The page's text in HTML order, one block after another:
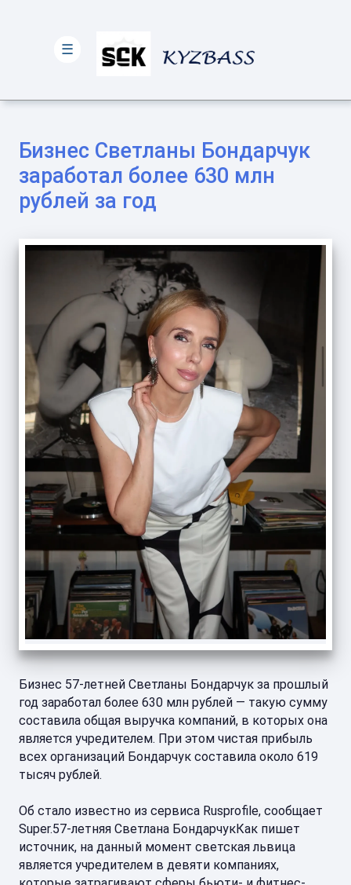
Бизнес Светланы Бондарчук
заработал более 630 млн
рублей за год
Бизнес 57-летней Светланы Бондарчук за прошлый
год заработал более 630 млн рублей — такую сумму
составила общая выручка компаний, в которых она
является учредителем. При этом чистая прибыль
всех организаций Бондарчук составила около 619
тысяч рублей.
Об стало известно из сервиса Rusprofile, сообщает
Super.57-летняя Светлана БондарчукКак пишет
источник, на данный момент светская львица
является учредителем в девяти компаниях,
☰